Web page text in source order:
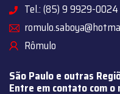
Tel.: (85) 9 9929-0024
Rômulo
São Paulo e outras
Entre em contato com